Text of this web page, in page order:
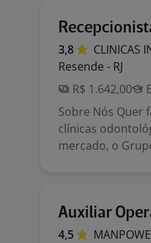
3,8 CLINICAS
Resende - RJ
R$ 1.642,00
Sobre Nós Quer
clínicas
mercado, o
Auxiliar
4,5